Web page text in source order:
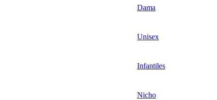
Dama
Unisex
Infantiles
Nicho